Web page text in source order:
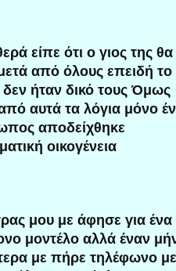
είπε ότι ο γιος της θα
από όλους επειδή το
δεν ήταν δικό τους Όμως
αυτά τα λόγια μόνο
αποδείχθηκε
οικογένεια
μου με άφησε για ένα
μοντέλο αλλά έναν
με πήρε τηλέφωνο με